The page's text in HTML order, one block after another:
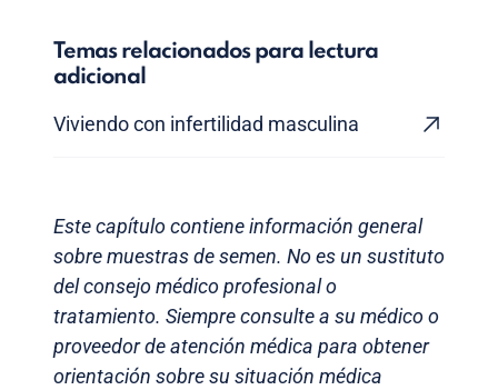
Temas relacionados para lectura
adicional
Viviendo con infertilidad masculina
Este capítulo contiene información general
sobre muestras de semen. No es un sustituto
del consejo médico profesional o
tratamiento. Siempre consulte a su médico o
proveedor de atención médica para obtener
orientación sobre su situación médica